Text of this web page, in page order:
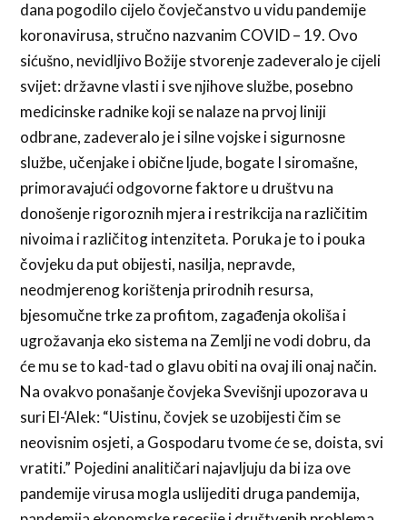
dana pogodilo cijelo čovječanstvo u vidu pandemije
koronavirusa, stručno nazvanim COVID – 19. Ovo
sićušno, nevidljivo Božije stvorenje zadeveralo je cijeli
svijet: državne vlasti i sve njihove službe, posebno
medicinske radnike koji se nalaze na prvoj liniji
odbrane, zadeveralo je i silne vojske i sigurnosne
službe, učenjake i obične ljude, bogate I siromašne,
primoravajući odgovorne faktore u društvu na
donošenje rigoroznih mjera i restrikcija na različitim
nivoima i različitog intenziteta. Poruka je to i pouka
čovjeku da put obijesti, nasilja, nepravde,
neodmjerenog korištenja prirodnih resursa,
bjesomučne trke za profitom, zagađenja okoliša i
ugrožavanja eko sistema na Zemlji ne vodi dobru, da
će mu se to kad-tad o glavu obiti na ovaj ili onaj način.
Na ovakvo ponašanje čovjeka Svevišnji upozorava u
suri El-‘Alek: “Uistinu, čovjek se uzobijesti čim se
neovisnim osjeti, a Gospodaru tvome će se, doista, svi
vratiti.” Pojedini analitičari najavljuju da bi iza ove
pandemije virusa mogla uslijediti druga pandemija,